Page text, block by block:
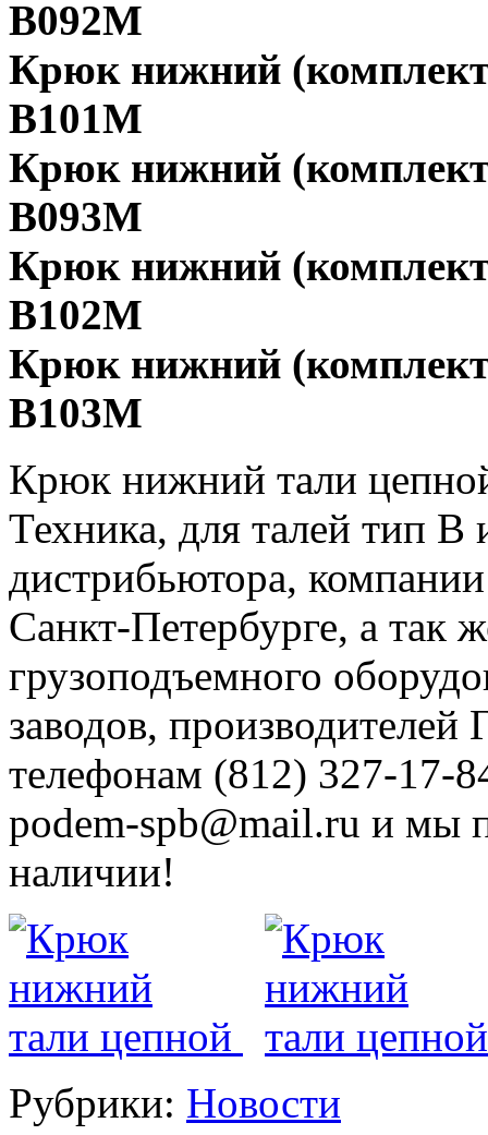
В092М
Крюк нижний
В101М
Крюк нижний
В093М
Крюк нижний
В102М
Крюк нижний
В103М
Крюк нижний тали
Техника, для талей тип
дистрибьютора,
Санкт-Петербурге, а так
грузоподъемного
заводов,
телефонам (812) 327-17-
podem-spb@mail.ru и мы
наличии!
Рубрики: Новости